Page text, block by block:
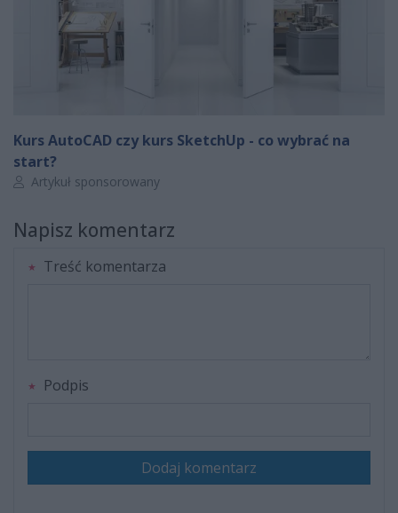
Kurs AutoCAD czy kurs SketchUp - co wybrać na
start?
Autor artykułu:
Artykuł sponsorowany
Napisz komentarz
Treść komentarza
Podpis
Dodaj komentarz